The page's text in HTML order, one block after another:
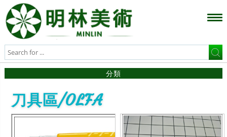
分類
刀具區/OLFA